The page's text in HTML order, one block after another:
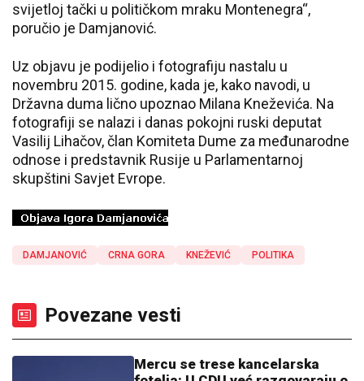
svijetloj tački u političkom mraku Montenegra“,
poručio je Damjanović.
Uz objavu je podijelio i fotografiju nastalu u
novembru 2015. godine, kada je, kako navodi, u
Državna duma lično upoznao Milana Kneževića. Na
fotografiji se nalazi i danas pokojni ruski deputat
Vasilij Lihačov, član Komiteta Dume za međunarodne
odnose i predstavnik Rusije u Parlamentarnoj
skupštini Savjet Evrope.
DAMJANOVIĆ CRNA GORA KNEŽEVIĆ POLITIKA
Povezane vesti
Mercu se trese kancelarska